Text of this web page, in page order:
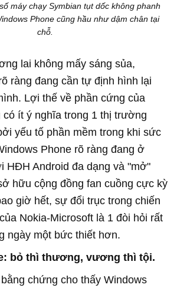
máy chạy Symbian tụt dốc không phanh
Phone cũng hầu như dậm chân tại
chỗ.
lai không mấy sáng sủa,
ràng đang cần tự định hình lại
Lợi thế về phần cứng của
có ít ý nghĩa trong 1 thị trường
yếu tố phần mềm trong khi sức
Phone rõ ràng đang ở
HĐH Android đa dạng và "mở"
hữu cộng đồng fan cuồng cực kỳ
giờ hết, sự đổi trục trong chiến
Nokia-Microsoft là 1 đòi hỏi rất
ngày một bức thiết hơn.
bỏ thì thương, vương thì tội.
chứng cho thấy Windows